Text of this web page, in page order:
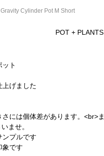
Gravity Cylinder Pot M Short
POT + PLANTS